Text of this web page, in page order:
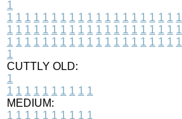
1
1 1 1 1 1 1 1 1 1 1 1 1 1 1 1 1 1 1 1 1
1 1 1 1 1 1 1 1 1 1 1 1 1 1 1 1 1 1 1 1
1 1 1 1 1 1 1 1 1 1 1 1 1 1 1 1 1 1 1 1
1
CUTTLY OLD:
1
1 1 1 1 1 1 1 1 1 1
MEDIUM:
1 1 1 1 1 1 1 1 1 1